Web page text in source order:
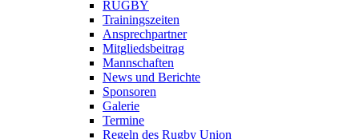
RUGBY
Trainingszeiten
Ansprechpartner
Mitgliedsbeitrag
Mannschaften
News und Berichte
Sponsoren
Galerie
Termine
Regeln des Rugby Union